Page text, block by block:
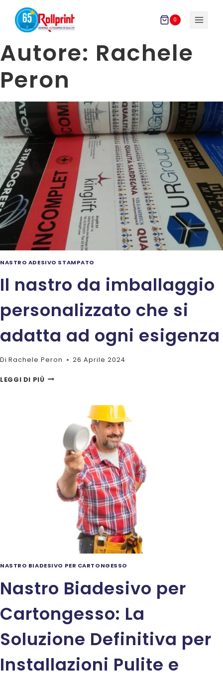
Salta
contenuto
0
Autore: Rachele
Peron
NASTRO ADESIVO STAMPATO
Il nastro da imballaggio
personalizzato che si
adatta ad ogni esigenza
Di Rachele Peron 26 Aprile 2024
LEGGI DI PIÙIL
IMBALLAGGIO
PERSONALIZZATO
ADATTA
ESIGENZA
NASTRO BIADESIVO PER CARTONGESSO
Nastro Biadesivo per
Cartongesso: La
Soluzione Definitiva per
Installazioni Pulite e